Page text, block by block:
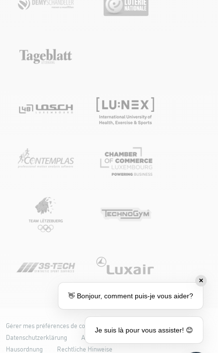
Gérer mes préférences de cookies
Cookie-Richtlinie
Datenschutzerklärung
Accessibilité : partiellement conforme
Hausordnung
Rechtliche Hinweise
✕
👋 Bonjour, comment puis-je vous aider?
Je suis là pour vous assister! 😊